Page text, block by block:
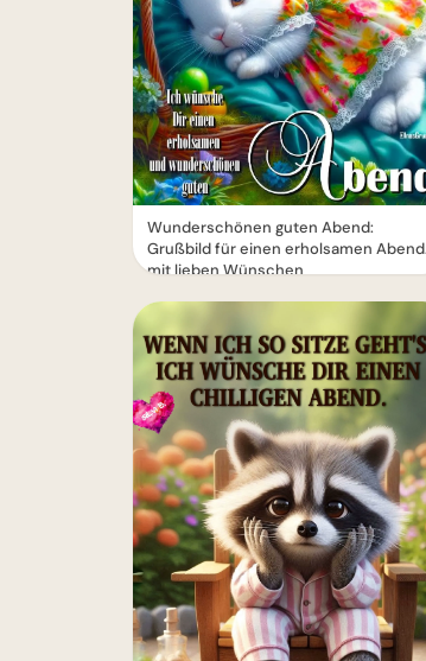
Wunderschönen guten Abend:
Grußbild für einen erholsamen Abend
mit lieben Wünschen